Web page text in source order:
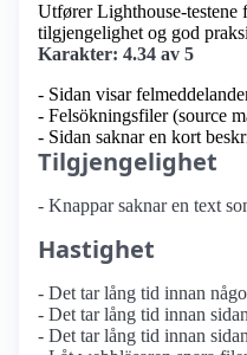
Utfører Lighthouse-testene
tilgjengelighet og god
Karakter: 4.34 av 5
- Sidan visar
- Felsökningsfiler (source
- Sidan saknar en kort
Tilgjengelighet
- Knappar saknar en text
Hastighet
- Det tar lång tid innan
- Det tar lång tid innan
- Det tar lång tid innan